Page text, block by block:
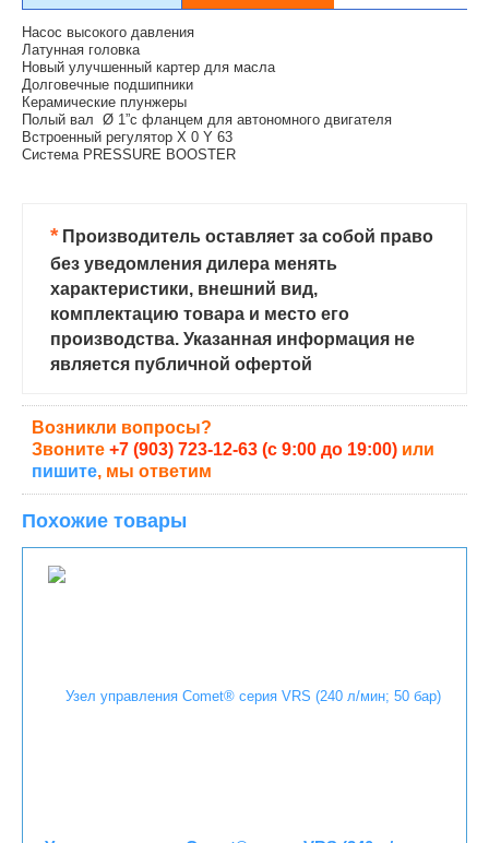
Насос высокого давления
Латунная головка
Новый улучшенный картер для масла
Долговечные подшипники
Керамические плунжеры
Полый вал Ø 1”с фланцем для автономного двигателя
Встроенный регулятор X 0 Y 63
Система PRESSURE BOOSTER
*Производитель оставляет за собой право
без уведомления дилера менять
характеристики, внешний вид,
комплектацию товара и место его
производства. Указанная информация не
является публичной офертой
Возникли вопросы?
Звоните +7 (903) 723-12-63 (с 9:00 до 19:00) или
пишите, мы ответим
Похожие товары